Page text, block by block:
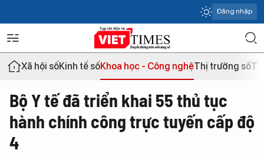
Đăng nhập
Xã hội sốKinh tế sốKhoa học - Công nghệThị trường số
Bộ Y tế đã triển khai 55 thủ tục
hành chính công trực tuyến cấp độ
4